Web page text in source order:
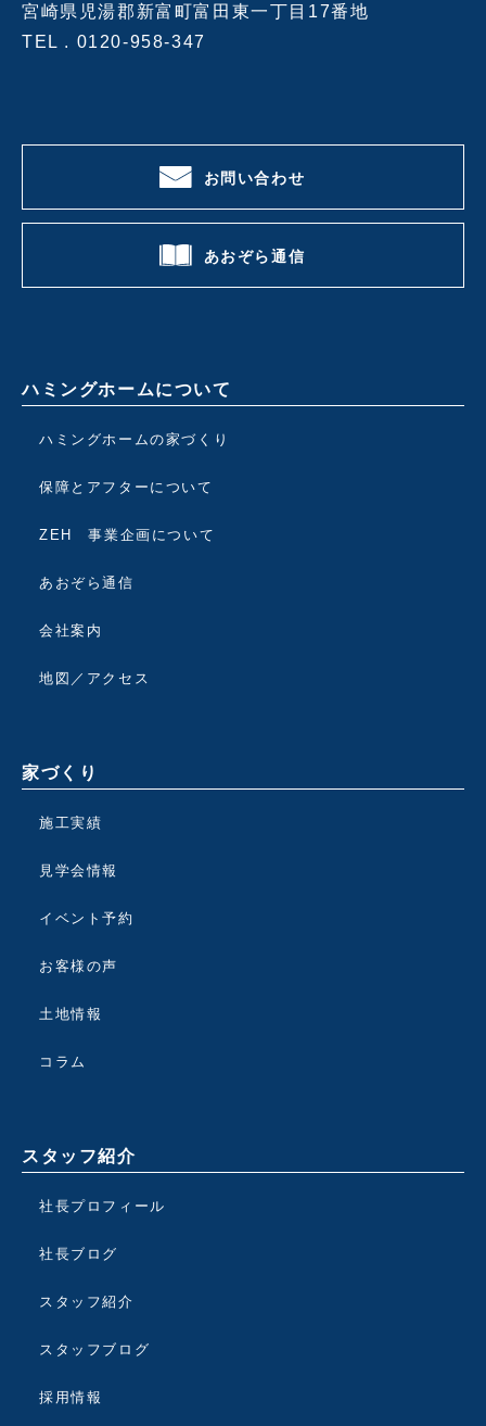
宮崎県児湯郡新富町富田東一丁目17番地
TEL . 0120-958-347
お問い合わせ
あおぞら通信
ハミングホームについて
ハミングホームの家づくり
保障とアフターについて
ZEH 事業企画について
あおぞら通信
会社案内
地図／アクセス
家づくり
施工実績
見学会情報
イベント予約
お客様の声
土地情報
コラム
スタッフ紹介
社長プロフィール
社長ブログ
スタッフ紹介
スタッフブログ
採用情報